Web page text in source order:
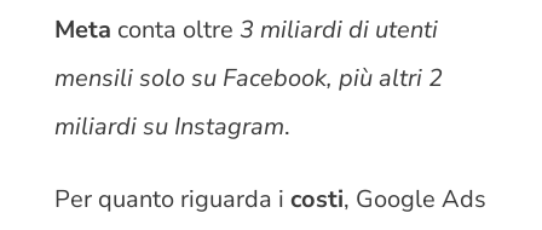
Meta conta oltre 3 miliardi di utenti
mensili solo su Facebook, più altri 2
miliardi su Instagram.
Per quanto riguarda i costi, Google Ads